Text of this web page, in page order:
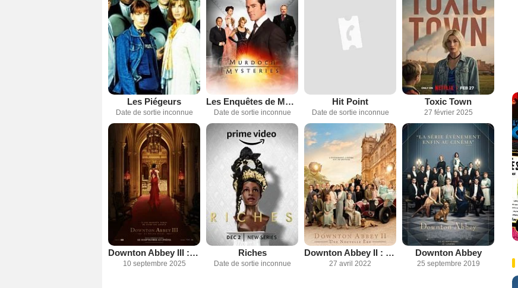
Les Piégeurs
Date de sortie inconnue
Les Enquêtes de Murdoch
Date de sortie inconnue
Hit Point
Date de sortie inconnue
Toxic Town
27 février 2025
Downton Abbey III : le grand final
10 septembre 2025
Riches
Date de sortie inconnue
Downton Abbey II : Une nouvelle ère
27 avril 2022
Downton Abbey
25 septembre 2019